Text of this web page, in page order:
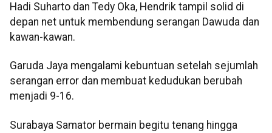
Hadi Suharto dan Tedy Oka, Hendrik tampil solid di
depan net untuk membendung serangan Dawuda dan
kawan-kawan.
Garuda Jaya mengalami kebuntuan setelah sejumlah
serangan error dan membuat kedudukan berubah
menjadi 9-16.
Surabaya Samator bermain begitu tenang hingga